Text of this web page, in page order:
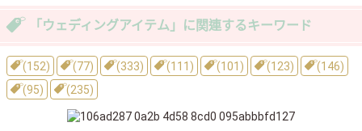
「ウェディングアイテム」に関連するキーワード
(152) (77) (333) (111) (101) (123)
(146)
(95)
(235)